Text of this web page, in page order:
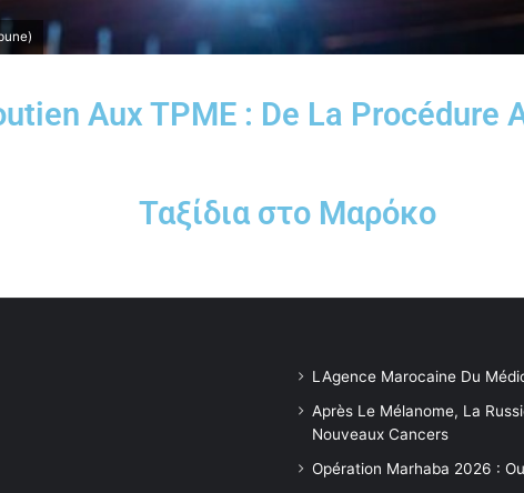
Aux TPME : De La Procédure
Ταξίδια στο Μαρόκο
LAgence Marocaine Du
Après Le Mélanome, La
Nouveaux Cancers
Opération Marhaba 2026 :